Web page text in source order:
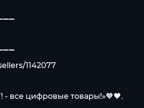
1142077
все цифровые товары!»🧡🖤.